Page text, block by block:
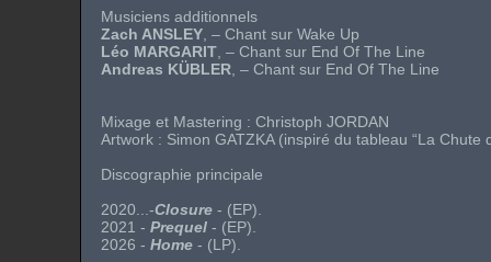
Musiciens additionnels
Zach ANSLEY , – Chant sur Wake Up
Léo MARGARIT , – Chant sur End Of The Line
Andreas KÜBLER , – Chant sur End Of The Line
Mixage et Mastering : Christoph JORDAN
Artwork : Simon GATZKA(inspiré du tableau “La Chute
Discographie principale
2020...-Closure - (EP).
2021 - Prequel - (EP).
2026 - Home - (LP).